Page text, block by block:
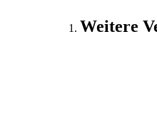
Weitere